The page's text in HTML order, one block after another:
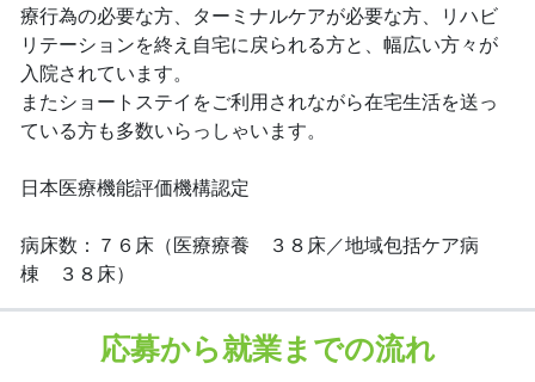
療行為の必要な方、ターミナルケアが必要な方、リハビ
リテーションを終え自宅に戻られる方と、幅広い方々が
入院されています。
またショートステイをご利用されながら在宅生活を送っ
ている方も多数いらっしゃいます。
日本医療機能評価機構認定
病床数：７６床（医療療養 ３８床／地域包括ケア病
棟 ３８床）
応募から就業までの流れ